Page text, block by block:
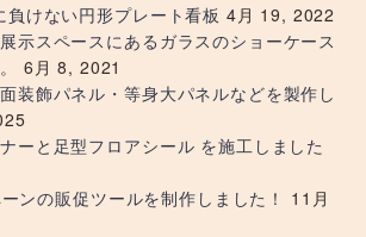
けない円形プレート看板 4月 19, 2022
示スペースにあるガラスのショーケース
6月 8, 2021
装飾パネル・等身大パネルなどを製作し
ーと足型フロアシール を施工しました
ンの販促ツールを制作しました！
11月